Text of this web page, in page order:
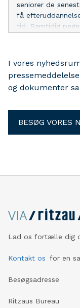
seniorer de
få
tid. Samtidig
I vores
og dokumenter
BESØG VORES
Lad os fortælle dig
Kontakt os for en
Besøgsadresse
Ritzaus Bureau